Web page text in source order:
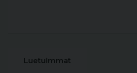
Luetuimmat